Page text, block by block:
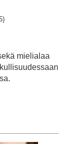
mielialaa